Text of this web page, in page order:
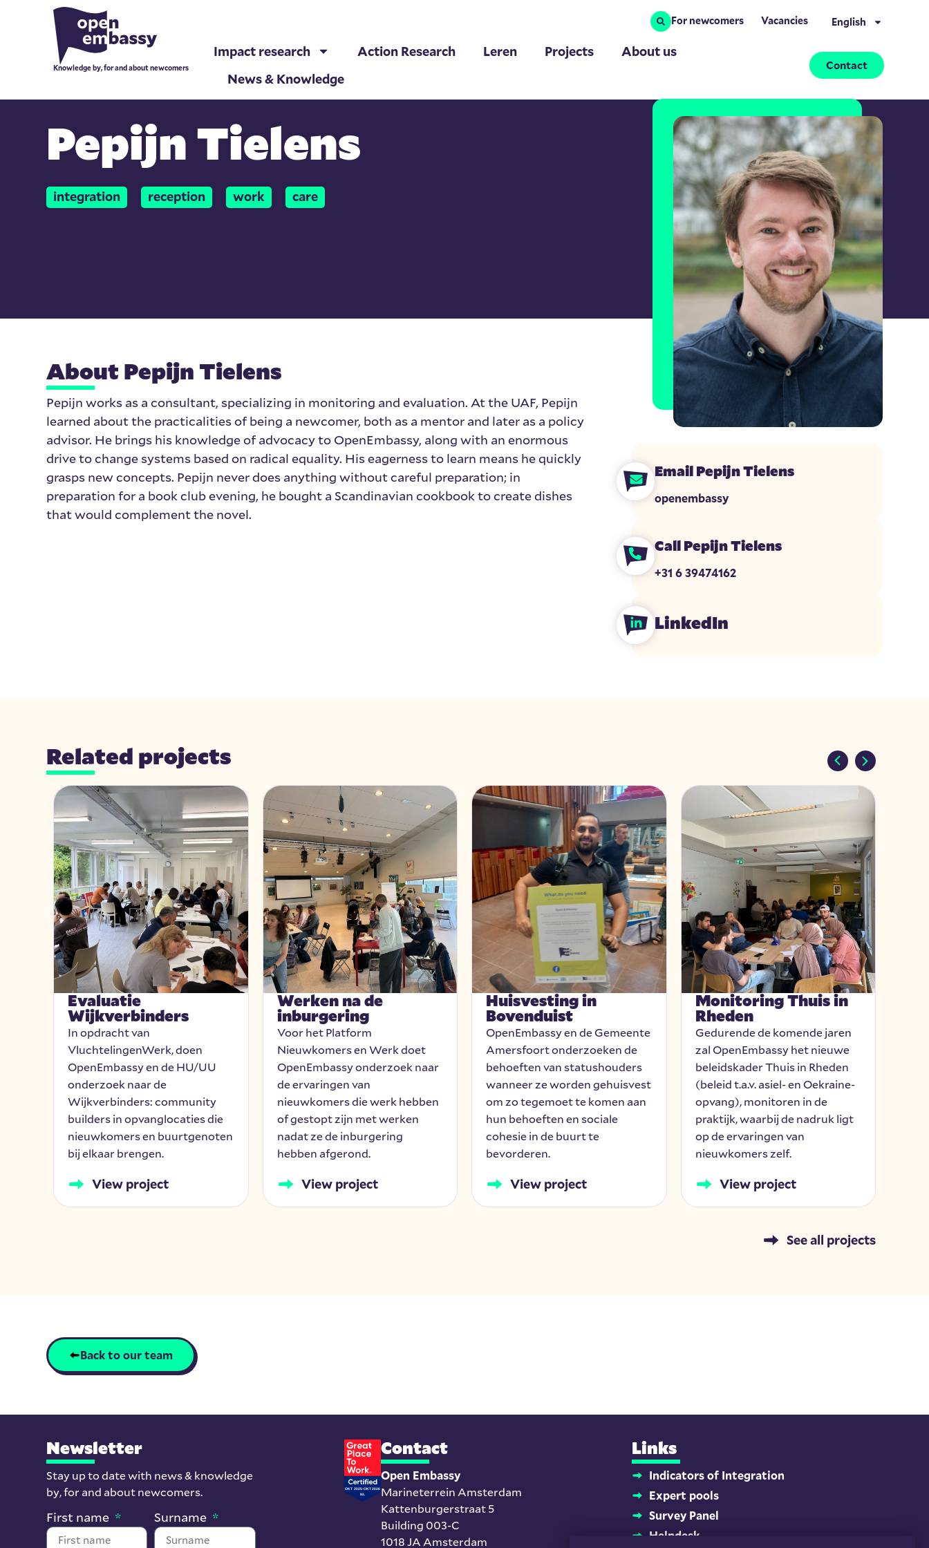
Knowledge by, for and about newcomers
For newcomers Vacancies English
Impact research Action Research Leren Projects
About us
News & Knowledge
Contact
Pepijn Tielens
integration reception work care
About Pepijn Tielens
Pepijn works as a consultant, specializing in monitoring and evaluation. At the UAF, Pepijn
learned about the practicalities of being a newcomer, both as a mentor and later as a policy
advisor. He brings his knowledge of advocacy to OpenEmbassy, along with an enormous
drive to change systems based on radical equality. His eagerness to learn means he quickly
grasps new concepts. Pepijn never does anything without careful preparation; in
preparation for a book club evening, he bought a Scandinavian cookbook to create dishes
that would complement the novel.
Email Pepijn Tielens
openembassy
Call Pepijn Tielens
+31 6 39474162
LinkedIn
Related projects
Evaluatie
Wijkverbinders
In opdracht van
VluchtelingenWerk, doen
OpenEmbassy en de HU/UU
onderzoek naar de
Wijkverbinders: community
builders in opvanglocaties die
nieuwkomers en buurtgenoten
bij elkaar brengen.
View project
Werken na de
inburgering
Voor het Platform
Nieuwkomers en Werk doet
OpenEmbassy onderzoek naar
de ervaringen van
nieuwkomers die werk hebben
of gestopt zijn met werken
nadat ze de inburgering
hebben afgerond.
View project
Huisvesting in
Bovenduist
OpenEmbassy en de Gemeente
Amersfoort onderzoeken de
behoeften van statushouders
wanneer ze worden gehuisvest
om zo tegemoet te komen aan
hun behoeften en sociale
cohesie in de buurt te
bevorderen.
View project
Monitoring Thuis in
Rheden
Gedurende de komende jaren
zal OpenEmbassy het nieuwe
beleidskader Thuis in Rheden
(beleid t.a.v. asiel- en Oekraine-
opvang), monitoren in de
praktijk, waarbij de nadruk ligt
op de ervaringen van
nieuwkomers zelf.
View project
See all projects
Back to our team
Newsletter
Stay up to date with news & knowledge
by, for and about newcomers.
First name Surname
Contact
Open Embassy
Marineterrein Amsterdam
Kattenburgerstraat 5
Building 003-C
1018 JA Amsterdam
Links
Indicators of Integration
Expert pools
Survey Panel
Helpdesk